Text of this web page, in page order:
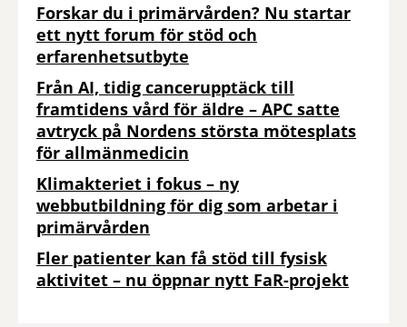
Forskar du i primärvården? Nu startar
ett nytt forum för stöd och
erfarenhetsutbyte
Från AI, tidig cancerupptäck till
framtidens vård för äldre – APC satte
avtryck på Nordens största mötesplats
för allmänmedicin
Klimakteriet i fokus – ny
webbutbildning för dig som arbetar i
primärvården
Fler patienter kan få stöd till fysisk
aktivitet – nu öppnar nytt FaR-projekt